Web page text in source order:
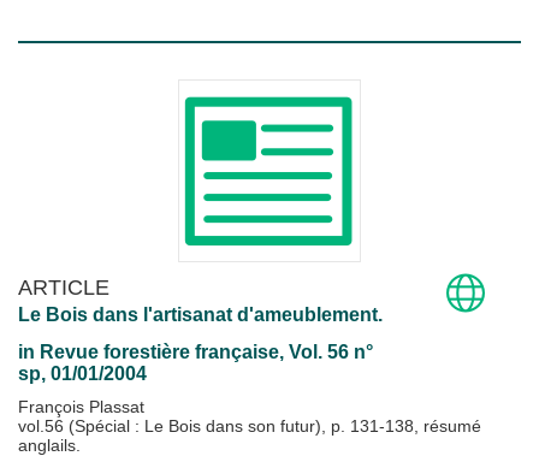
ARTICLE
Le Bois dans l'artisanat d'ameublement.
in Revue forestière française, Vol. 56 n°
sp, 01/01/2004
François Plassat
vol.56 (Spécial : Le Bois dans son futur), p. 131-138, résumé
anglails.